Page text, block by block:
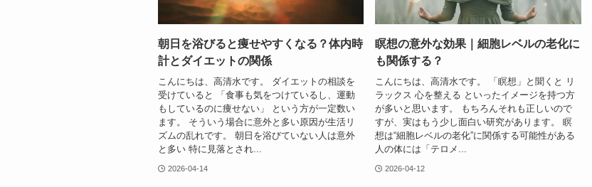
朝日を浴びると痩せやすくなる？体内時
計とダイエットの関係
こんにちは、高清水です。 ダイエットの相談を
受けていると 「食事も気をつけているし、運動
もしているのに痩せない」 という方が一定数い
ます。 そういう場合に意外と多い原因が生活リ
ズムの乱れです。 朝日を浴びていない人は意外
と多い 特に見落とされ...
2026-04-14
瞑想の意外な効果｜細胞レベルの老化に
も関係する？
こんにちは、高清水です。 「瞑想」と聞くと リ
ラックス 心を整える といったイメージを持つ方
が多いと思います。 もちろんそれも正しいので
すが、実はもう少し面白い研究があります。 瞑
想は“細胞レベルの老化”に関係する可能性がある
人の体には「テロメ...
2026-04-12